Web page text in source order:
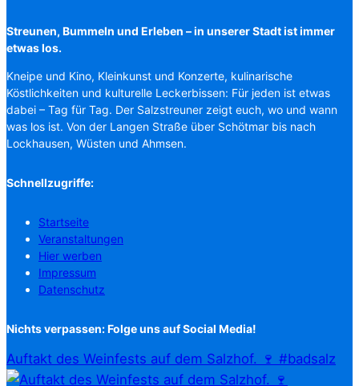
Streunen, Bummeln und Erleben – in unserer Stadt ist immer
etwas los.
Kneipe und Kino, Kleinkunst und Konzerte, kulinarische
Köstlichkeiten und kulturelle Leckerbissen: Für jeden ist etwas
dabei – Tag für Tag. Der Salzstreuner zeigt euch, wo und wann
was los ist. Von der Langen Straße über Schötmar bis nach
Lockhausen, Wüsten und Ahmsen.
Schnellzugriffe:
Startseite
Veranstaltungen
Hier werben
Impressum
Datenschutz
Nichts verpassen: Folge uns auf Social Media!
Auftakt des Weinfests auf dem Salzhof. 🍷 #badsalz